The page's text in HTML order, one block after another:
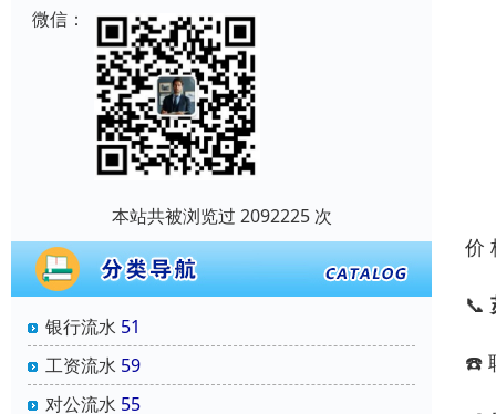
微信：
本站共被浏览过 2092225 次
银行流水 51
工资流水 59
对公流水 55
价
📞
☎️